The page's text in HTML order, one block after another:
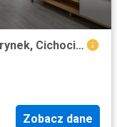
Mieszkanie na wynajem, Gliwice, Trynek, Cichociemnych
Zobacz dane